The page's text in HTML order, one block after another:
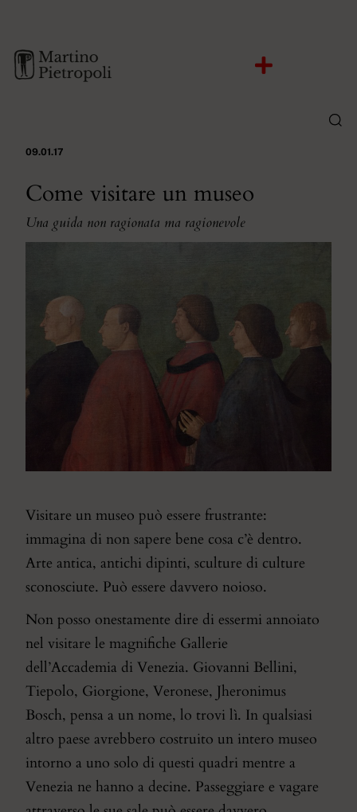
09.01.17
Come visitare un museo​
Una guida non ragionata ma ragionevole
Visitare un museo può essere frustrante:
immagina di non sapere bene cosa c’è dentro.
Arte antica, antichi dipinti, sculture di culture
sconosciute. Può essere davvero noioso.
Non posso onestamente dire di essermi annoiato
nel visitare le magnifiche Gallerie
dell’Accademia di Venezia. Giovanni Bellini,
Tiepolo, Giorgione, Veronese, Jheronimus
Bosch, pensa a un nome, lo trovi lì. In qualsiasi
altro paese avrebbero costruito un intero museo
intorno a uno solo di questi quadri mentre a
Venezia ne hanno a decine. Passeggiare e vagare